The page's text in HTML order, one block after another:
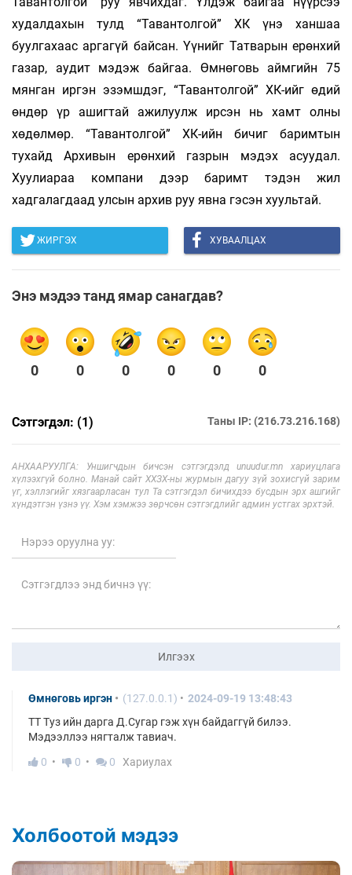
худалдахын тулд “Тавантолгой” ХК үнэ ханшаа
буулгахаас аргагүй байсан. Үүнийг Татварын ерөнхий
газар, аудит мэдэж байгаа. Өмнөговь аймгийн 75
мянган иргэн эзэмшдэг, “Тавантолгой” ХК-ийг өдий
өндөр үр ашигтай ажилуулж ирсэн нь хамт олны
хөдөлмөр. “Тавантолгой” ХК-ийн бичиг баримтын
тухайд Архивын ерөнхий газрын мэдэх асуудал.
Хуулиараа компани дээр баримт тэдэн жил
хадгалагдаад улсын архив руу явна гэсэн хуультай.
ЖИРГЭХ ХУВААЛЦАХ
Энэ мэдээ танд ямар санагдав?
0 0 0 0 0 0
Сэтгэгдэл: (1) Таны IP: (216.73.216.168)
АНХААРУУЛГА: Уншигчдын бичсэн сэтгэгдэлд unuudur.mn хариуцлага
хүлээхгүй болно. Манай сайт ХХЗХ-ны журмын дагуу зүй зохисгүй зарим
үг, хэллэгийг хязгаарласан тул Та сэтгэгдэл бичихдээ бусдын эрх ашгийг
хүндэтгэн үзнэ үү. Хэм хэмжээ зөрчсөн сэтгэгдлийг админ устгах эрхтэй.
Илгээх
Өмнөговь иргэн (127.0.0.1)
2024-09-19 13:48:43
ТТ Туз ийн дарга Д.Сугар гэж хүн байдаггүй билээ.
Мэдээллээ нягталж тавиач.
0
0 0 Хариулах
Холбоотой мэдээ